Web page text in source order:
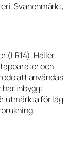
Svanenmärkt,
(LR14). Håller
och
att användas
har inbyggt
utmärkta för låg